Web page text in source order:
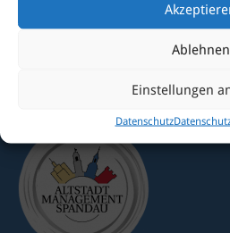
Ablehnen
Einstellungen
Datenschutz